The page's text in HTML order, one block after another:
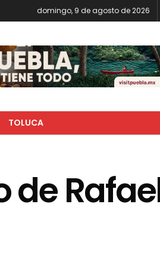
domingo, 9 de agosto de 2026
TOLUCA